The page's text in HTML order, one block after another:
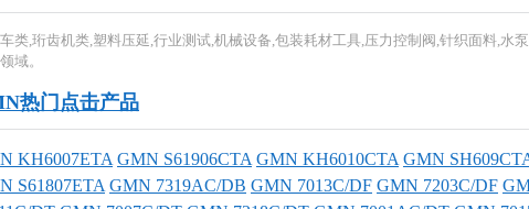
类,珩齿机类,塑料压延,行业测试,机械设备,包装耗材工具,压力控制阀,针织面料,水
域。
热门点击产品
KH6007ETA GMN S61906CTA GMN KH6010CTA GMN
S61807ETA GMN 7319AC/DB GMN 7013C/DF GMN 7203C/DF